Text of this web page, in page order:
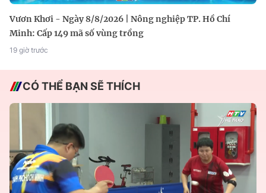
Vươn Khơi - Ngày 8/8/2026 | Nông nghiệp TP. Hồ Chí
Minh: Cấp 149 mã số vùng trồng
19 giờ trước
CÓ THỂ BẠN SẼ THÍCH